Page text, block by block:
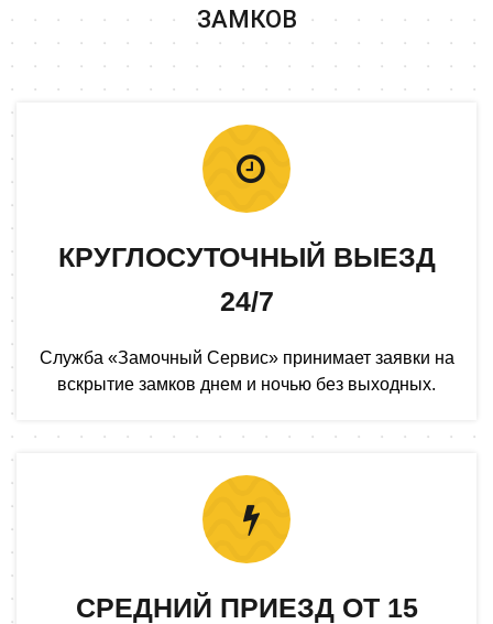
ЗАМКОВ
КРУГЛОСУТОЧНЫЙ ВЫЕЗД
24/7
Служба «Замочный Сервис» принимает заявки на
вскрытие замков днем и ночью без выходных.
СРЕДНИЙ ПРИЕЗД ОТ 15